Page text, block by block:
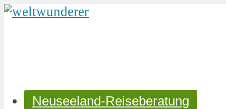
Neuseeland-Reiseberatung